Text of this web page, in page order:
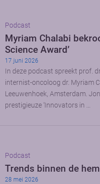
Podcast
Myriam Chalabi
Science Award’
17 juni 2026
In deze podcast spreekt prof.
internist-oncoloog dr. Myriam
Leeuwenhoek, Amsterdam.
prestigieuze ‘Innovators in …
Podcast
Trends binnen de
28 mei 2026